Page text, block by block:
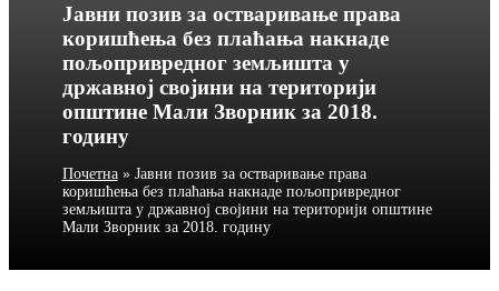
Јавни позив за остваривање права
коришћења без плаћања накнаде
пољопривредног земљишта у
државној својини на територији
општине Мали Зворник за 2018.
годину
Почетна» Јавни позив за остваривање права
коришћења без плаћања накнаде пољопривредног
земљишта у државној својини на територији општине
Мали Зворник за 2018. годину